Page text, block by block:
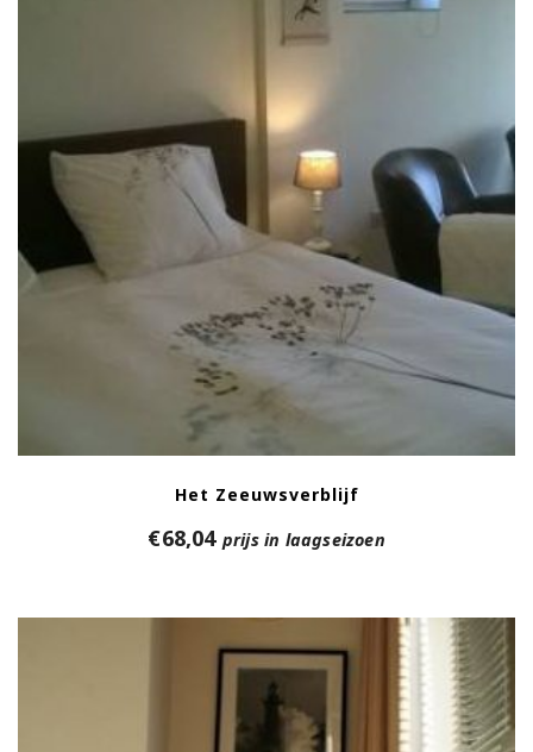
Het Zeeuwsverblijf
€68,04 prijs in laagseizoen